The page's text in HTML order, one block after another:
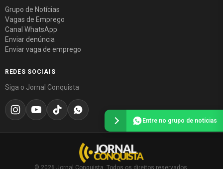
Grupo de Notícias
Vagas de Emprego
Canal WhatsApp
Enviar denúncia
Enviar vaga de emprego
REDES SOCIAIS
Siga o Jornal Conquista
© 2026 Jornal Conquista. Todos os direitos reservados.
Entre no grupo de notícias